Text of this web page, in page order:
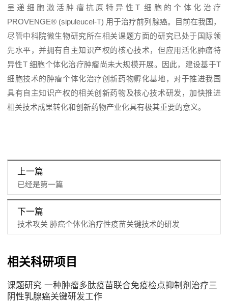
呈递细胞激活肿瘤抗原特异性T 细胞的个体化治疗
PROVENGE® (sipuleucel-T) 用于治疗前列腺癌。目前在我国，
尽管中科院微生物研究所在相关课题方面的研究已处于国际领
先水平，并拥有自主知识产权的核心技术，但应用活化肿瘤特
异性T 细胞个体化治疗肿瘤尚未大规模开展。因此，建设基于T
细胞技术的肿瘤个体化治疗创新药物孵化基地，对于推进我国
具有自主知识产权的相关创新药物及核心技术研发，加快推进
相关技术成果转化和创新药物产业化具有极其重要的意义。
上一篇
已经是第一篇
下一篇
技术攻关 肺癌个体化治疗性疫苗关键技术的研发
相关科研项目
课题研究 一种肿瘤多肽疫苗联合免疫检点抑制剂治疗三
阴性乳腺癌关键研发工作